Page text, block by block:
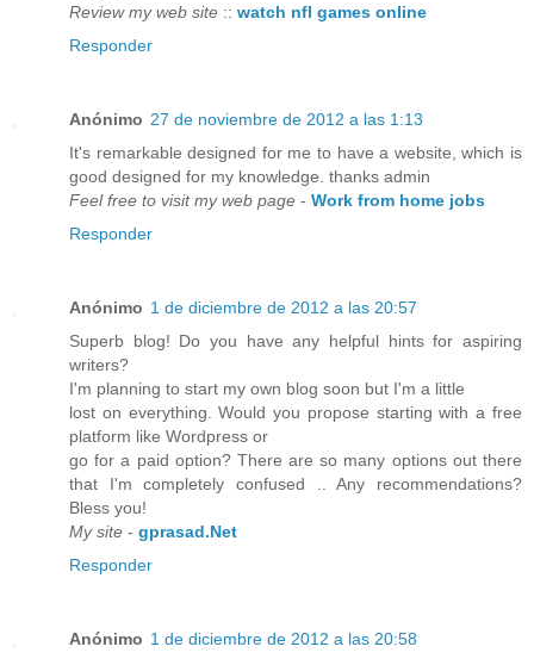
Review my web site :: watch nfl games online
Responder
Anónimo 27 de noviembre de 2012 a las 1:13
It's remarkable designed for me to have a website, which is
good designed for my knowledge. thanks admin
Feel free to visit my web page - Work from home jobs
Responder
Anónimo 1 de diciembre de 2012 a las 20:57
Superb blog! Do you have any helpful hints for aspiring
writers?
I'm planning to start my own blog soon but I'm a little
lost on everything. Would you propose starting with a free
platform like Wordpress or
go for a paid option? There are so many options out there
that I'm completely confused .. Any recommendations?
Bless you!
My site - gprasad.Net
Responder
Anónimo 1 de diciembre de 2012 a las 20:58